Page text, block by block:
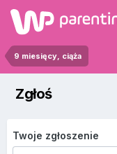
9 miesięcy, ciąża
Zgłoś
Twoje zgłoszenie